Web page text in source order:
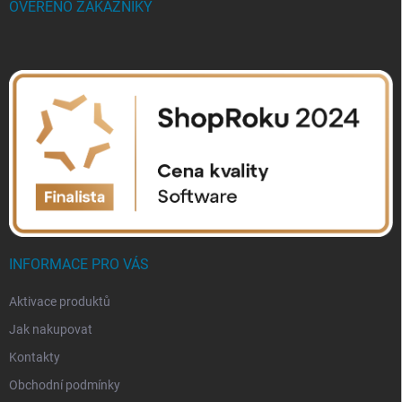
OVĚŘENO ZÁKAZNÍKY
INFORMACE PRO VÁS
Aktivace produktů
Jak nakupovat
Kontakty
Obchodní podmínky